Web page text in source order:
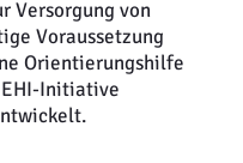
Versorgung von
Voraussetzung
Orientierungshilfe
Initiative